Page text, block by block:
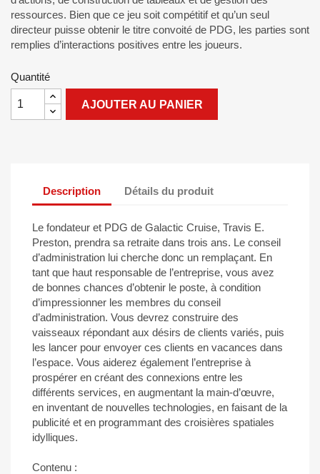
ressources. Bien que ce jeu soit compétitif et qu’un seul
directeur puisse obtenir le titre convoité de PDG, les parties sont
remplies d’interactions positives entre les joueurs.
Quantité
AJOUTER AU PANIER
Description Détails du produit
Le fondateur et PDG de Galactic Cruise, Travis E.
Preston, prendra sa retraite dans trois ans. Le conseil
d’administration lui cherche donc un remplaçant. En
tant que haut responsable de l’entreprise, vous avez
de bonnes chances d’obtenir le poste, à condition
d’impressionner les membres du conseil
d’administration. Vous devrez construire des
vaisseaux répondant aux désirs de clients variés, puis
les lancer pour envoyer ces clients en vacances dans
l’espace. Vous aiderez également l’entreprise à
prospérer en créant des connexions entre les
différents services, en augmentant la main-d’œuvre,
en inventant de nouvelles technologies, en faisant de la
publicité et en programmant des croisières spatiales
idylliques.
Contenu :